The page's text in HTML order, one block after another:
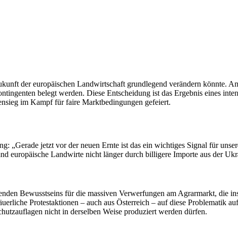
der europäischen Landwirtschaft grundlegend verändern könnte.
belegt werden. Diese Entscheidung ist das Ergebnis eines
im Kampf für faire Marktbedingungen gefeiert.
„Gerade jetzt vor der neuen Ernte ist das ein wichtiges Signal für
europäische Landwirte nicht länger durch billigere Importe aus der
Bewusstseins für die massiven Verwerfungen am Agrarmarkt, die
Protestaktionen – auch aus Österreich – auf diese Problematik
nicht in derselben Weise produziert werden dürfen.